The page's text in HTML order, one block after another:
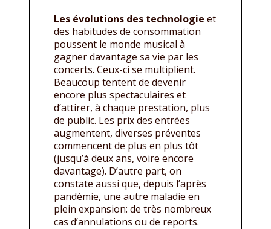
Les évolutions des technologie et
des habitudes de consommation
poussent le monde musical à
gagner davantage sa vie par les
concerts. Ceux-ci se multiplient.
Beaucoup tentent de devenir
encore plus spectaculaires et
d’attirer, à chaque prestation, plus
de public. Les prix des entrées
augmentent, diverses préventes
commencent de plus en plus tôt
(jusqu’à deux ans, voire encore
davantage). D’autre part, on
constate aussi que, depuis l’après
pandémie, une autre maladie en
plein expansion: de très nombreux
cas d’annulations ou de reports.